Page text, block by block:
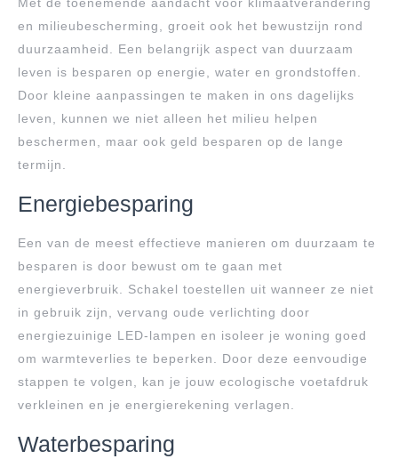
en milieubescherming, groeit ook het bewustzijn rond
duurzaamheid. Een belangrijk aspect van duurzaam
leven is besparen op energie, water en grondstoffen.
Door kleine aanpassingen te maken in ons dagelijks
leven, kunnen we niet alleen het milieu helpen
beschermen, maar ook geld besparen op de lange
termijn.
Energiebesparing
Een van de meest effectieve manieren om duurzaam te
besparen is door bewust om te gaan met
energieverbruik. Schakel toestellen uit wanneer ze niet
in gebruik zijn, vervang oude verlichting door
energiezuinige LED-lampen en isoleer je woning goed
om warmteverlies te beperken. Door deze eenvoudige
stappen te volgen, kan je jouw ecologische voetafdruk
verkleinen en je energierekening verlagen.
Waterbesparing